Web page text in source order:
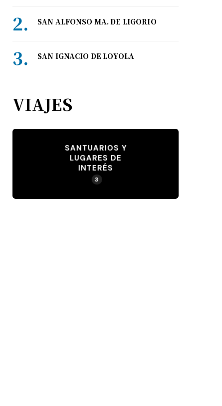
SAN ALFONSO MA. DE LIGORIO
SAN IGNACIO DE LOYOLA
VIAJES
SANTUARIOS Y
LUGARES DE
INTERÉS
3